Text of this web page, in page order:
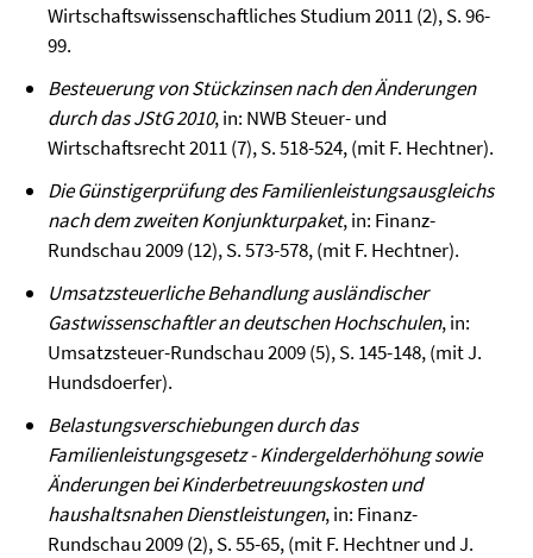
Wirtschaftswissenschaftliches Studium 2011 (2), S. 96-
99.
Besteuerung von Stückzinsen nach den Änderungen
durch das JStG 2010, in: NWB Steuer- und
Wirtschaftsrecht 2011 (7), S. 518-524, (mit F. Hechtner).
Die Günstigerprüfung des Familienleistungsausgleichs
nach dem zweiten Konjunkturpaket, in: Finanz-
Rundschau 2009 (12), S. 573-578, (mit F. Hechtner).
Umsatzsteuerliche Behandlung ausländischer
Gastwissenschaftler an deutschen Hochschulen, in:
Umsatzsteuer-Rundschau 2009 (5), S. 145-148, (mit J.
Hundsdoerfer).
Belastungsverschiebungen durch das
Familienleistungsgesetz - Kindergelderhöhung sowie
Änderungen bei Kinderbetreuungskosten und
haushaltsnahen Dienstleistungen, in: Finanz-
Rundschau 2009 (2), S. 55-65, (mit F. Hechtner und J.